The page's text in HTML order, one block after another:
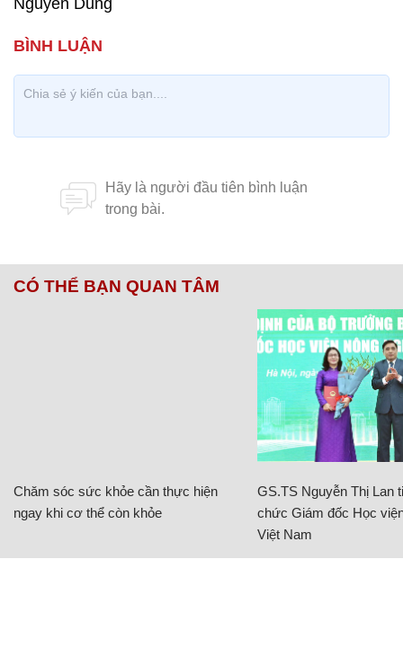
Nguyễn Dũng
CÓ THỂ BẠN QUAN TÂM
Chăm sóc sức khỏe cần thực hiện
ngay khi cơ thể còn khỏe
GS.TS Nguyễn Thị Lan
chức Giám đốc Học
Việt Nam